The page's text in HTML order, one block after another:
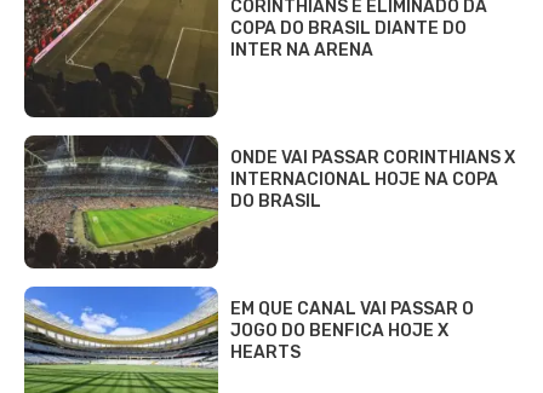
CORINTHIANS É ELIMINADO DA
COPA DO BRASIL DIANTE DO
INTER NA ARENA
ONDE VAI PASSAR CORINTHIANS X
INTERNACIONAL HOJE NA COPA
DO BRASIL
EM QUE CANAL VAI PASSAR O
JOGO DO BENFICA HOJE X
HEARTS